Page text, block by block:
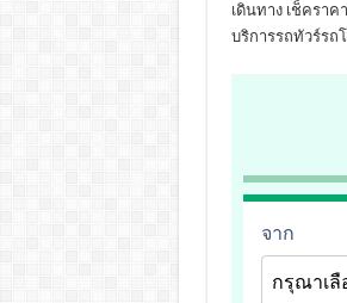
เดินทาง เช็ครา
บริการรถทัวร์รถ